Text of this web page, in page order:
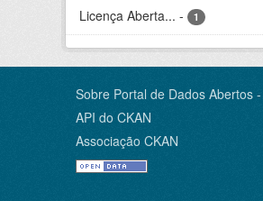
Licença Aberta... - 1
Sobre Portal de Dados Abertos
API do CKAN
Associação CKAN